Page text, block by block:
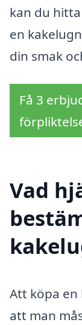
kan du
en
din smak
Få 3
Vad
Att köpa en
att man